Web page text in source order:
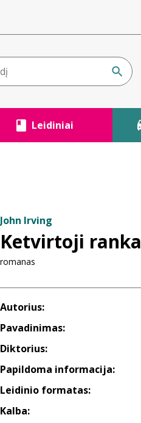
Leidiniai
John Irving
Ketvirtoji ranka
romanas
Autorius:
Pavadinimas:
Diktorius:
Papildoma informacija:
Leidinio formatas:
Kalba: